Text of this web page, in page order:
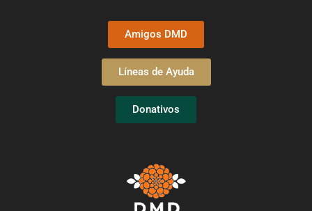
Amigos DMD
Líneas de Ayuda
Donativos